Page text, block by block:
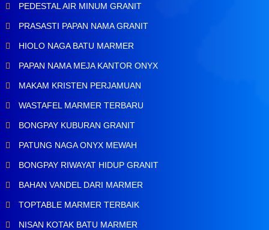
PEDESTAL AIR MINUM GRANIT
PRASASTI PAPAN NAMA GRANIT
HIOLO NAGA BATU MARMER
PAPAN NAMA MEJA KANTOR ONYX
MAKAM KRISTEN PERJAMUAN
WASTAFEL MARMER TERBARU
BONGPAY KUBURAN GRANIT
PATUNG NAGA ONYX MEWAH
BONGPAY RIWAYAT HIDUP GRANIT
BAHAN VANDEL DARI MARMER
TOPTABLE MARMER TERBAIK
NISAN KOTAK BATU MARMER